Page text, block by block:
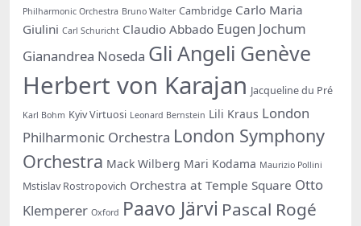
Philharmonic Orchestra Bruno Walter Cambridge Carlo Maria
Giulini Carl Schuricht Claudio Abbado Eugen Jochum
Gianandrea Noseda Gli Angeli Genève
Herbert von Karajan Jacqueline du Pré
Karl Bohm Kyiv Virtuosi Leonard Bernstein Lili Kraus London
Philharmonic Orchestra London Symphony
Orchestra Mack Wilberg Mari Kodama Maurizio Pollini
Mstislav Rostropovich Orchestra at Temple Square Otto
Klemperer Oxford Paavo Järvi Pascal Rogé